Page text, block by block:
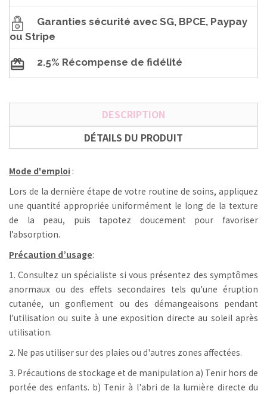
Garanties sécurité avec SG, BPCE, Paypay
ou Stripe
2.5% Récompense de fidélité
DESCRIPTION
DÉTAILS DU PRODUIT
Mode d'emploi :
Lors de la dernière étape de votre routine de soins, appliquez
une quantité appropriée uniformément le long de la texture
de la peau, puis tapotez doucement pour favoriser
l’absorption.
Précaution d’usage:
1. Consultez un spécialiste si vous présentez des symptômes
anormaux ou des effets secondaires tels qu'une éruption
cutanée, un gonflement ou des démangeaisons pendant
l'utilisation ou suite à une exposition directe au soleil après
utilisation.
2. Ne pas utiliser sur des plaies ou d'autres zones affectées.
3. Précautions de stockage et de manipulation a) Tenir hors de
portée des enfants. b) Tenir à l'abri de la lumière directe du